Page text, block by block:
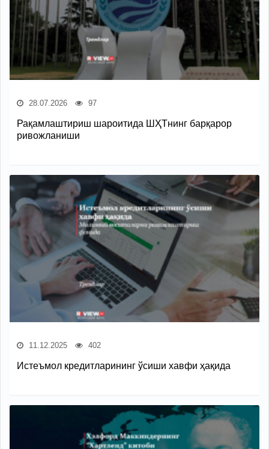
28.07.2026 97
Рақамлаштириш шароитида ШҲТнинг барқарор
ривожланиши
11.12.2025 402
Истеъмол кредитларининг ўсиши хавфи ҳақида